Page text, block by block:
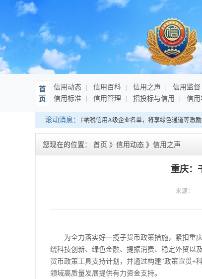
首
页
信用动态 信用百科 信用之声
信用监督
信用标准
信用管理 招投标与信用 信用
滚动消息：
海南：发布连续10年纳税信用A级企业名单，将享绿色通道等激励
您现在的位置： 首页 》 信用动态 》 信用之声
重庆：
来源：
为全力落实好一揽子货币政策措施，紧扣重庆
绕科技创新、绿色金融、提振消费、稳定外贸以
货币政策工具支持计划，并通过构建“政策宣贯+
领域高质量发展提供有力资金支持。